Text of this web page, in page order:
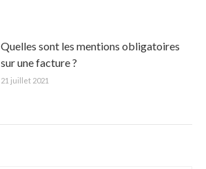
Quelles sont les mentions obligatoires
sur une facture ?
21 juillet 2021